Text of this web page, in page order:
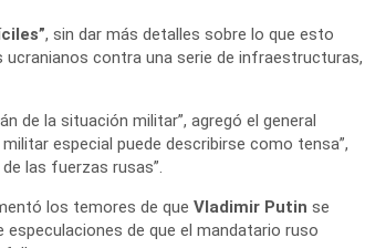
, sin dar más detalles sobre lo que esto
contra una serie de infraestructuras,
de la situación militar”, agregó el general
especial puede describirse como tensa”,
las fuerzas rusas”.
los temores de que Vladimir Putin se
especulaciones de que el mandatario ruso